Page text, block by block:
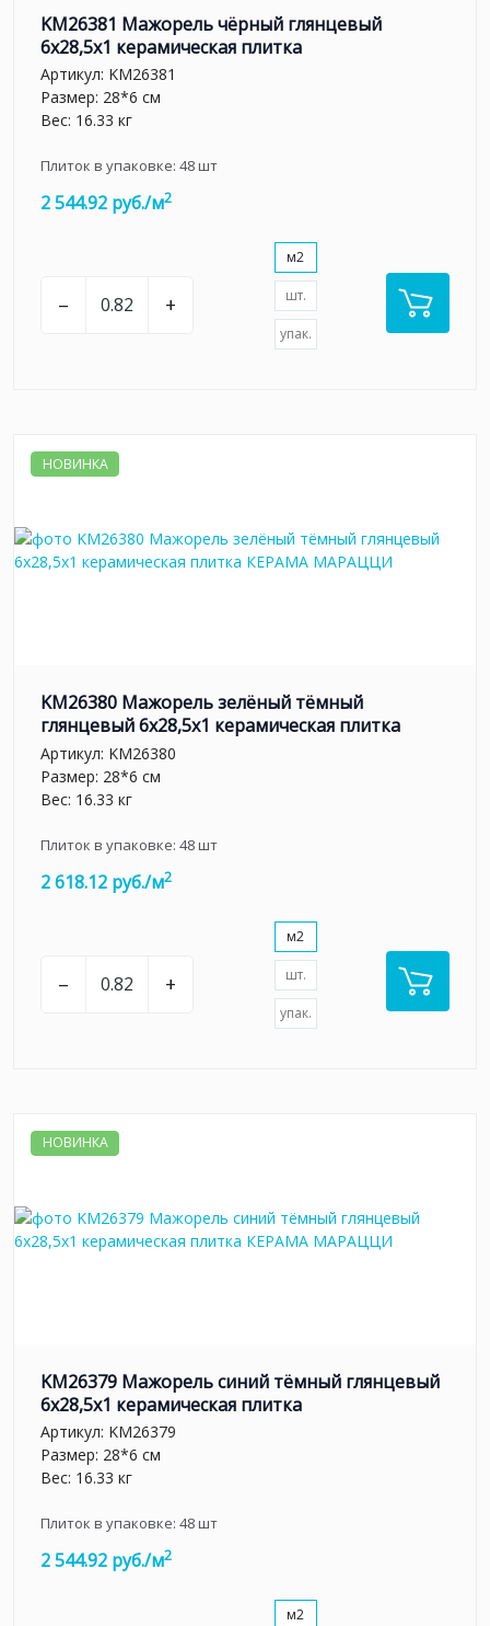
KM26381 Мажорель чёрный глянцевый
6x28,5x1 керамическая плитка
Артикул: KM26381
Размер: 28*6 см
Вес: 16.33 кг
Плиток в упаковке: 48шт
2 544.92 руб./м2
– +
м2
шт.
упак.
НОВИНКА
KM26380 Мажорель зелёный тёмный
глянцевый 6x28,5x1 керамическая плитка
Артикул: KM26380
Размер: 28*6 см
Вес: 16.33 кг
Плиток в упаковке: 48шт
2 618.12 руб./м2
– +
м2
шт.
упак.
НОВИНКА
KM26379 Мажорель синий тёмный глянцевый
6x28,5x1 керамическая плитка
Артикул: KM26379
Размер: 28*6 см
Вес: 16.33 кг
Плиток в упаковке: 48шт
2 544.92 руб./м2
м2